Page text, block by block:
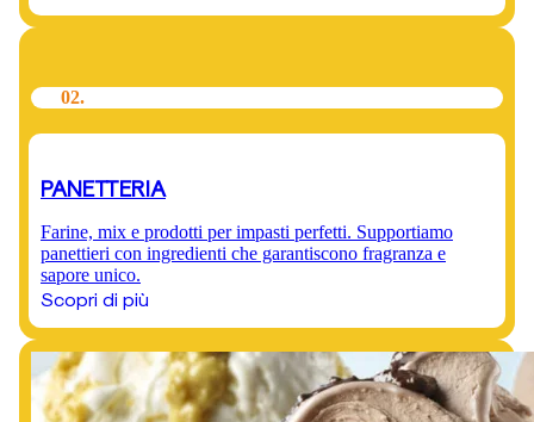
02.
PANETTERIA
Farine, mix e prodotti per impasti perfetti. Supportiamo
panettieri con ingredienti che garantiscono fragranza e
sapore unico.
Scopri di più